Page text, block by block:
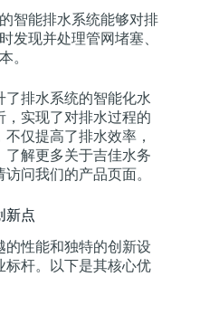
智能排水系统能够对排
发现并处理管网堵塞、
。
了排水系统的智能化水
，实现了对排水过程的
仅提高了排水效率，
了解更多关于吉佳水务
问我们的产品页面。
新点
的性能和独特的创新设
标杆。以下是其核心优